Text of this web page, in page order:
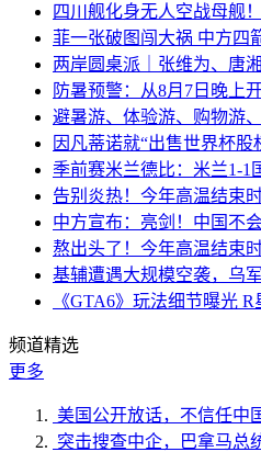
四川舰化身无人空战母舰
菲一张破图闯大祸 中方四
两岸圆桌派｜张维为、唐
防暑预警：从8月7日晚上
避暑游、体验游、购物游
因凡蒂诺就“出售世界杯
季前赛米兰德比：米兰1-1
告别炎热！今年高温结束
中方宣布：亮剑！中国不
熬出头了！今年高温结束
基辅遭遇大规模空袭，乌
《GTA6》玩法细节曝光
频道精选
更多
美国公开放话，不信任中
突击搜查中企，巴拿马总